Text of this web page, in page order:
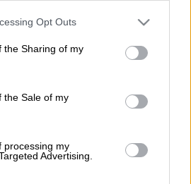
app uses one or more Google
usage behaviour. You may click to
Google and its third-party tags to
specified purposes in below Google
Opt Outs
the Sharing of my
the Sale of my
processing my
Advertising.
και σύμφωνα με
τιμές των
ονομαστικούς όρους)
11,9% το 2022.